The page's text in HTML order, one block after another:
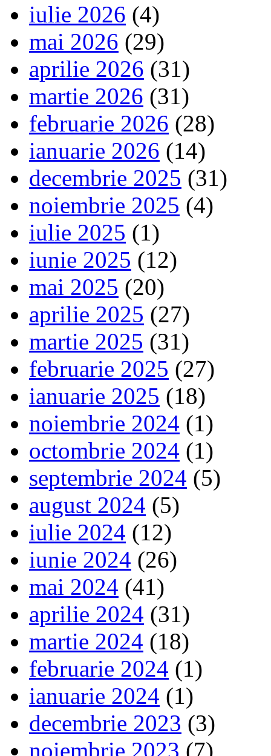
iulie 2026 (4)
mai 2026 (29)
aprilie 2026 (31)
martie 2026 (31)
februarie 2026 (28)
ianuarie 2026 (14)
decembrie 2025 (31)
noiembrie 2025 (4)
iulie 2025 (1)
iunie 2025 (12)
mai 2025 (20)
aprilie 2025 (27)
martie 2025 (31)
februarie 2025 (27)
ianuarie 2025 (18)
noiembrie 2024 (1)
octombrie 2024 (1)
septembrie 2024 (5)
august 2024 (5)
iulie 2024 (12)
iunie 2024 (26)
mai 2024 (41)
aprilie 2024 (31)
martie 2024 (18)
februarie 2024 (1)
ianuarie 2024 (1)
decembrie 2023 (3)
noiembrie 2023 (7)